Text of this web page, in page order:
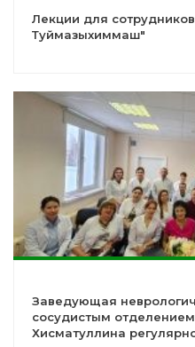
Лекции для
Туймазыхиммаш"
Заведующая
сосудистым
Хисматуллина